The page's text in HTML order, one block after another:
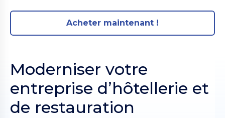
Acheter maintenant !
Moderniser votre
entreprise d’hôtellerie et
de restauration